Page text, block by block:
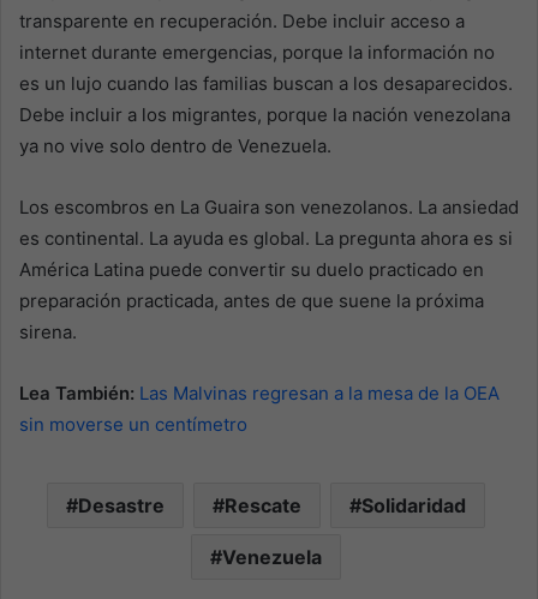
transparente en recuperación. Debe incluir acceso a
internet durante emergencias, porque la información no
es un lujo cuando las familias buscan a los desaparecidos.
Debe incluir a los migrantes, porque la nación venezolana
ya no vive solo dentro de Venezuela.
Los escombros en La Guaira son venezolanos. La ansiedad
es continental. La ayuda es global. La pregunta ahora es si
América Latina puede convertir su duelo practicado en
preparación practicada, antes de que suene la próxima
sirena.
Lea También: Las Malvinas regresan a la mesa de la OEA
sin moverse un centímetro
Desastre Rescate Solidaridad
Venezuela